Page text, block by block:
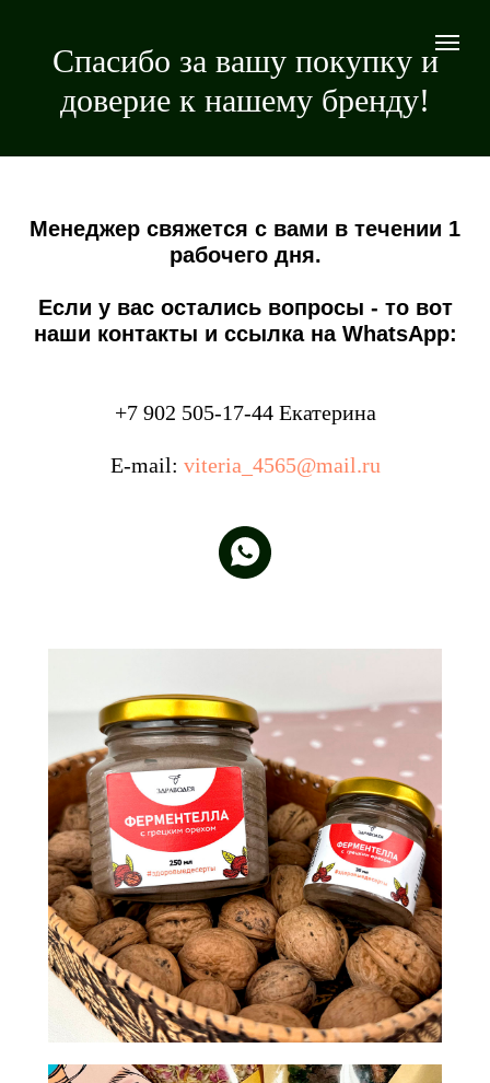
Спасибо за вашу покупку и
доверие к нашему бренду!
Менеджер свяжется с вами в течении 1
рабочего дня.
Если у вас остались вопросы - то вот
наши контакты и ссылка на WhatsApp:
+7 902 505-17-44Екатерина
E-mail: viteria_4565@mail.ru